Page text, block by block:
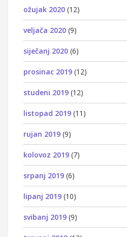
ožujak 2020 (12)
veljača 2020 (9)
siječanj 2020 (6)
prosinac 2019 (12)
studeni 2019 (12)
listopad 2019 (11)
rujan 2019 (9)
kolovoz 2019 (7)
srpanj 2019 (6)
lipanj 2019 (10)
svibanj 2019 (9)